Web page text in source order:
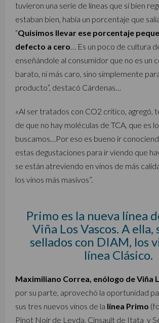
tuvieron una serie de líneas que sí bien
estaban bien, había un porcentaje que
“Quisimos llevar ese porcentaje
defecto a cero… Es un poco de cultura
enseñándole al consumidor que no es un
barato, ni más caro, sino simplemente
producto”, destacó Cárdenas…
«Al ser tratados con CO2 crítico, agregó,
de que no hay moléculas de TCA, que es
buscamos…Por eso es bueno ir
estas degustaciones para ir viendo que
se están atreviendo en vinos de más
los vinos más masivos”.
Primo es la nueva línea
Viña Los Vascos. A ella,
sellados con DIAM, los
línea Clásico.
Maximiliano Correa, enólogo de Viña
por su parte, aprovechó la oportunidad
sus tres nuevos vinos de la línea Primo
Pinot Noir de Leyda, Cinsault de Itata y